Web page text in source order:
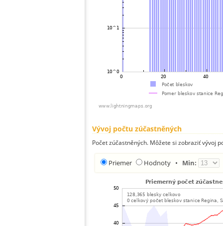
Vývoj počtu zúčastněných
Počet zúčastněných. Môžete si zobraziť vývoj
Priemer Hodnoty • Min: